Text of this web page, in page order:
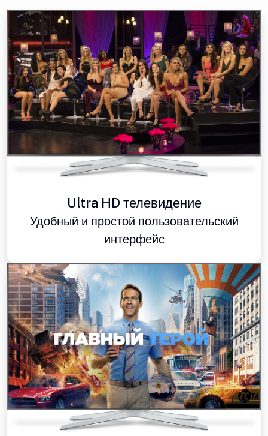
Ultra HD телевидение
Удобный и простой пользовательский
интерфейс